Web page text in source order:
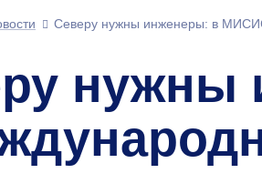
Северу нужны инженеры: в